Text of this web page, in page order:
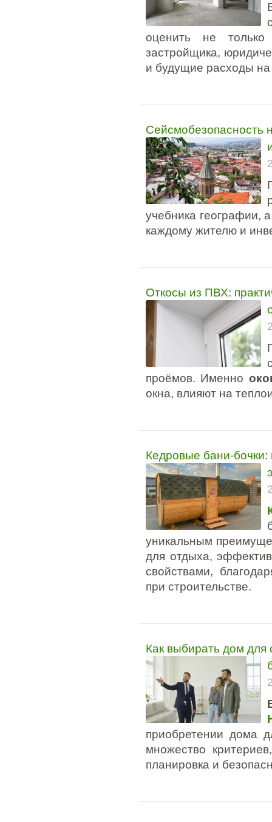
оценить не
застройщика,
и будущие расходы
Сейсмобезопасность
учебника географии,
каждому жителю и
Откосы из ПВХ:
проёмов. Именно
окна, влияют на
Кедровые бани-
уникальным
для отдыха,
свойствами,
при строительстве.
Как выбирать дом для
приобретении дома
множество
планировка и